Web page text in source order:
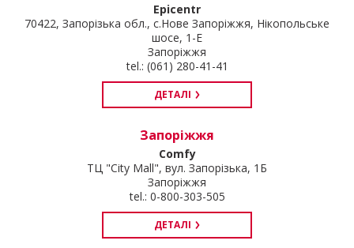
Epicentr
70422, Запорізька обл., с.Нове Запоріжжя, Нікопольське
шосе, 1-Е
Запоріжжя
tel.: (061) 280-41-41
ДЕТАЛІ
Запоріжжя
Comfy
ТЦ "City Mall", вул. Запорізька, 1Б
Запоріжжя
tel.: 0-800-303-505
ДЕТАЛІ